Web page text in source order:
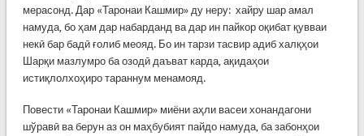
мерасонд. Дар «Таронаи Кашмир» ду неру: хайру шар амал
намуда, бо ҳам дар набарданд ва дар ин пайкор оқибат қувваи
некӣ бар бадӣ ғолиб меояд. Бо ин тарзи тасвир адиб халқҳои
Шарқи мазлумро ба озодӣ даъват карда, ақидаҳои
истиқлолхоҳиро тараннум менамояд.
Повести «Таронаи Кашмир» миёни аҳли васеи хонандагони
шўравӣ ва берун аз он маҳбубият пайдо намуда, ба забонҳои